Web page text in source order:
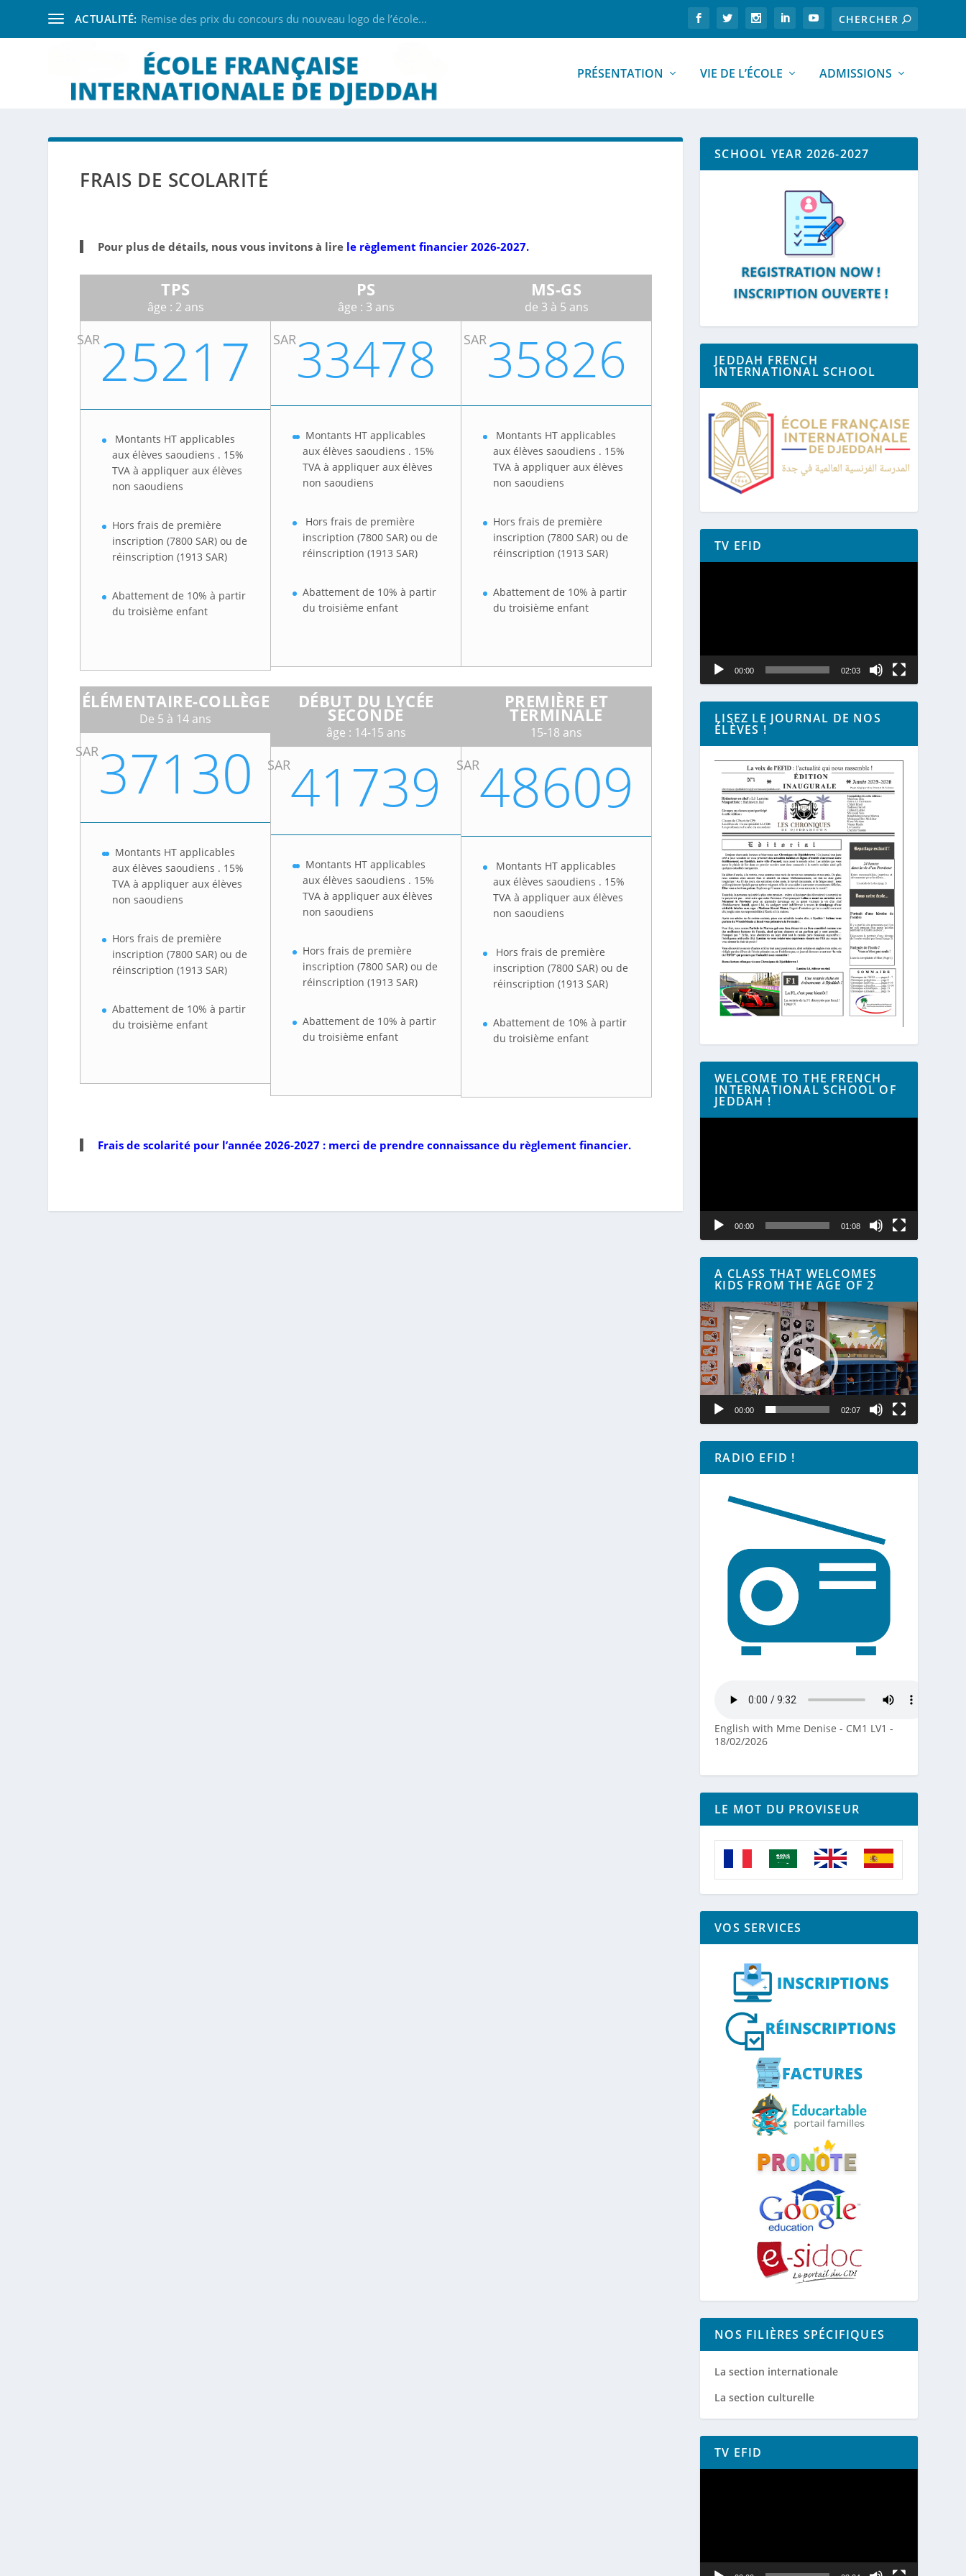
ACTUALITÉ: Remise des prix du concours du nouveau logo de l’école...
PRÉSENTATION VIE DE L’ÉCOLE ADMISSIONS
FRAIS DE SCOLARITÉ
Pour plus de détails, nous vous invitons à lire le règlement financier 2026-2027.
TPS
âge : 2 ans
SAR25217
Montants HT applicables
aux élèves saoudiens . 15%
TVA à appliquer aux élèves
non saoudiens
Hors frais de première
inscription (7800 SAR) ou de
réinscription (1913 SAR)
Abattement de 10% à partir
du troisième enfant
PS
âge : 3 ans
SAR33478
Montants HT applicables
aux élèves saoudiens . 15%
TVA à appliquer aux élèves
non saoudiens
Hors frais de première
inscription (7800 SAR) ou de
réinscription (1913 SAR)
Abattement de 10% à partir
du troisième enfant
MS-GS
de 3 à 5 ans
SAR35826
Montants HT applicables
aux élèves saoudiens . 15%
TVA à appliquer aux élèves
non saoudiens
Hors frais de première
inscription (7800 SAR) ou de
réinscription (1913 SAR)
Abattement de 10% à partir
du troisième enfant
ÉLÉMENTAIRE-COLLÈGE
De 5 à 14 ans
SAR37130
Montants HT applicables
aux élèves saoudiens . 15%
TVA à appliquer aux élèves
non saoudiens
Hors frais de première
inscription (7800 SAR) ou de
réinscription (1913 SAR)
Abattement de 10% à partir
du troisième enfant
DÉBUT DU LYCÉE
SECONDE
âge : 14-15 ans
SAR41739
Montants HT applicables
aux élèves saoudiens . 15%
TVA à appliquer aux élèves
non saoudiens
Hors frais de première
inscription (7800 SAR) ou de
réinscription (1913 SAR)
Abattement de 10% à partir
du troisième enfant
PREMIÈRE ET
TERMINALE
15-18 ans
SAR48609
Montants HT applicables
aux élèves saoudiens . 15%
TVA à appliquer aux élèves
non saoudiens
Hors frais de première
inscription (7800 SAR) ou de
réinscription (1913 SAR)
Abattement de 10% à partir
du troisième enfant
Frais de scolarité pour l’année 2026-2027 : merci de prendre connaissance du règlement financier.
SCHOOL YEAR 2026-2027
JEDDAH FRENCH
INTERNATIONAL SCHOOL
TV EFID
Lecteur
00:00 02:03
LISEZ LE JOURNAL DE NOS
ÉLÈVES !
WELCOME TO THE FRENCH
INTERNATIONAL SCHOOL OF
JEDDAH !
00:00 01:08
A CLASS THAT WELCOMES
KIDS FROM THE AGE OF 2
Lecteur
vidéo
00:00 02:07
RADIO EFID !
English with Mme Denise - CM1 LV1 -
18/02/2026
LE MOT DU PROVISEUR
VOS SERVICES
NOS FILIÈRES SPÉCIFIQUES
La section internationale
La section culturelle
TV EFID
Lecteur